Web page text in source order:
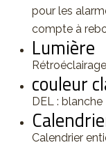
pour les
compte à
Lumière
couleur
DEL : blanche
Calendrier